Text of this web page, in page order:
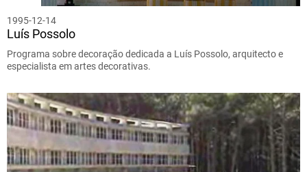
1995-12-14
Luís Possolo
Programa sobre decoração dedicada a Luís Possolo, arquitecto e
especialista em artes decorativas.